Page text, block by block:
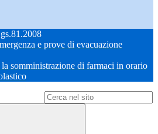
e prove di evacuazione
somministrazione di farmaci in orario